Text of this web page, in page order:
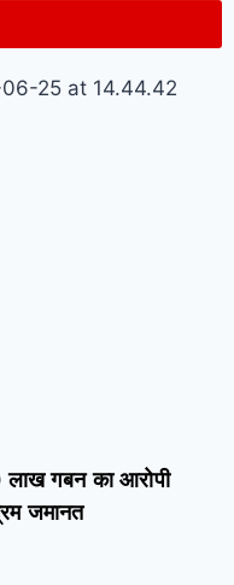
लाख गबन का आरोपी
जमानत